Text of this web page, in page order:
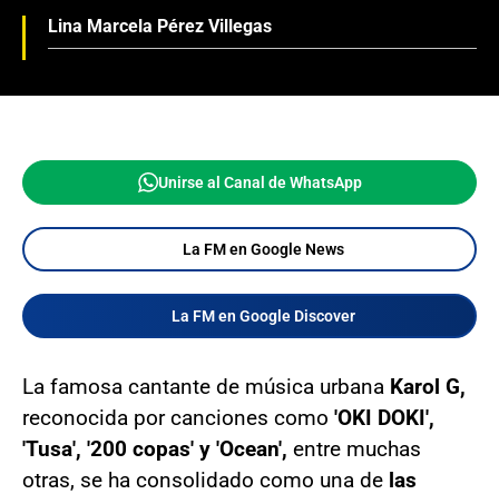
Lina Marcela Pérez Villegas
Unirse al Canal de WhatsApp
La FM en Google News
La FM en Google Discover
La famosa cantante de música urbana Karol G,
reconocida por canciones como 'OKI DOKI',
'Tusa', '200 copas' y 'Ocean', entre muchas
otras, se ha consolidado como una de las